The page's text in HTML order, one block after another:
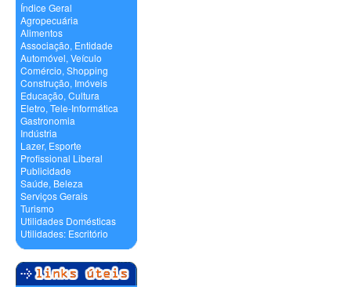
Índice Geral
Agropecuária
Alimentos
Associação, Entidade
Automóvel, Veículo
Comércio, Shopping
Construção, Imóveis
Educação, Cultura
Eletro, Tele-Informática
Gastronomia
Indústria
Lazer, Esporte
Profissional Liberal
Publicidade
Saúde, Beleza
Serviços Gerais
Turismo
Utilidades Domésticas
Utilidades: Escritório